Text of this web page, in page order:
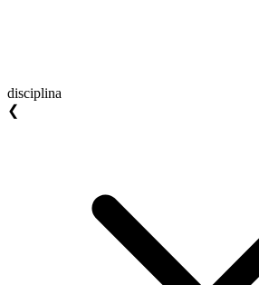
disciplina
❮